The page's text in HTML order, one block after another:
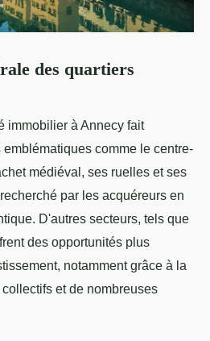
des quartiers
immobilier à Annecy fait
comme le centre-
médiéval, ses ruelles et ses
par les acquéreurs en
D'autres secteurs, tels que
des opportunités plus
notamment grâce à la
et de nombreuses